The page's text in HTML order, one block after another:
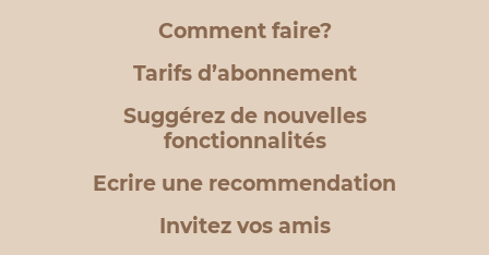
Comment faire?
Tarifs d’abonnement
Suggérez de nouvelles
fonctionnalités
Ecrire une recommendation
Invitez vos amis